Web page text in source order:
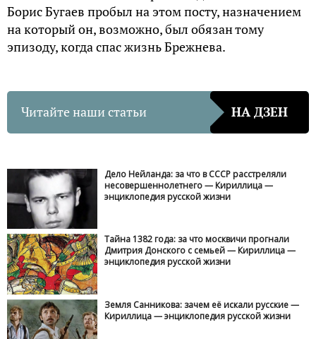
Борис Бугаев пробыл на этом посту, назначением
на который он, возможно, был обязан тому
эпизоду, когда спас жизнь Брежнева.
Читайте наши статьи НА ДЗЕН
Дело Нейланда: за что в СССР расстреляли
несовершеннолетнего — Кириллица —
энциклопедия русской жизни
Тайна 1382 года: за что москвичи прогнали
Дмитрия Донского с семьей — Кириллица —
энциклопедия русской жизни
Земля Санникова: зачем её искали русские —
Кириллица — энциклопедия русской жизни